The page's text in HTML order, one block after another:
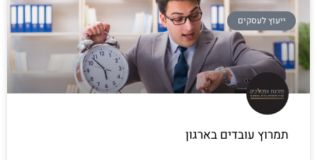
ייעוץ לעסקים
תמרוץ עובדים בארגון